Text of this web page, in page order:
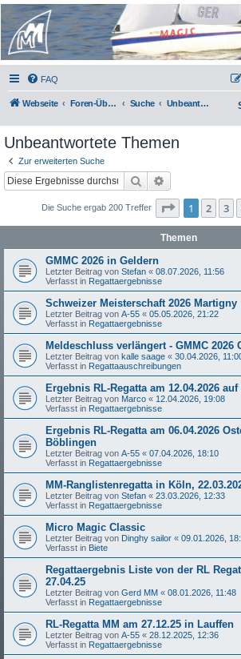
Micro Magic Forum
Deutschland
FAQ
Webseite Foren-Übersicht Suche Unbeantwortete Themen
Unbeantwortete Themen
Zur erweiterten Suche
Suche
Die Suche ergab 200 Treffer Seite 1von
1 2 3
Themen
GMMC 2026 in Geldern
Letzter Beitrag von Stefan « 08.07.2026, 11:56
Verfasst in Regattaergebnisse
Schweizer Meisterschaft 2026 Martigny
Letzter Beitrag von A-55 « 05.05.2026, 21:22
Verfasst in Regattaergebnisse
Meldeschluss verlängert - GMMC 2026
Letzter Beitrag von kalle saage « 30.04.2026,
Verfasst in Regattaauschreibungen
Ergebnis RL-Regatta am 12.04.2026
Letzter Beitrag von Marco « 12.04.2026, 19:08
Verfasst in Regattaergebnisse
Ergebnis RL-Regatta am 06.04.2026
Böblingen
Letzter Beitrag von A-55 « 07.04.2026, 18:10
Verfasst in Regattaergebnisse
MM-Ranglistenregatta in Köln,
Letzter Beitrag von Stefan « 23.03.2026, 12:33
Verfasst in Regattaergebnisse
Micro Magic Classic
Letzter Beitrag von Dinghy sailor « 09.01.2026,
Verfasst in Biete
Regattaergebnis Liste von der RL
27.04.25
Letzter Beitrag von Gerd MM « 08.01.2026, 11:48
Verfasst in Regattaergebnisse
RL-Regatta MM am 27.12.25 in Lauffen
Letzter Beitrag von A-55 « 28.12.2025, 12:36
Verfasst in Regattaergebnisse